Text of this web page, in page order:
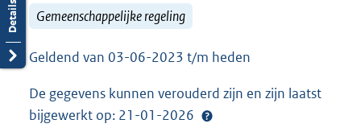
Gemeenschappelijke regeling
Geldend van 03-06-2023 t/m heden
De gegevens kunnen verouderd zijn en zijn laatst
bijgewerkt op: 21-01-2026